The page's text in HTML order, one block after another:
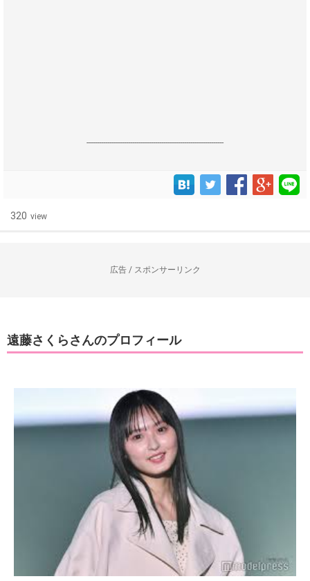
------------------------------------------------------------------
320 view
広告 / スポンサーリンク
遠藤さくらさんのプロフィール